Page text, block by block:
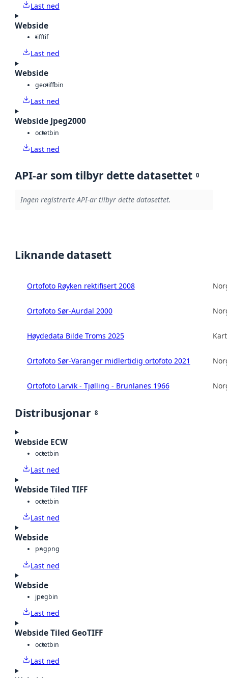
Last ned
Webside
tifftif
Last ned
Webside
geotiffbin
Last ned
Webside Jpeg2000
octetbin
Last ned
API-ar som tilbyr dette datasettet 0
Ingen registrerte API-ar tilbyr dette datasettet.
Liknande datasett
Ortofoto Røyken rektifisert 2008
Ortofoto Sør-Aurdal 2000
Høydedata Bilde Troms 2025
Ortofoto Sør-Varanger midlertidig ortofoto 2021
Ortofoto Larvik - Tjølling - Brunlanes 1966
Distribusjonar 8
Webside ECW
octetbin
Last ned
Webside Tiled TIFF
octetbin
Last ned
Webside
pngpng
Last ned
Webside
jpegbin
Last ned
Webside Tiled GeoTIFF
octetbin
Last ned